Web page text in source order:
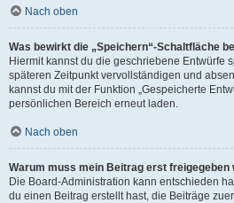
Nach oben
Was bewirkt die „Speichern“-Schaltfläche
Hiermit kannst du die geschriebene Entwürfe
späteren Zeitpunkt vervollständigen und
kannst du mit der Funktion „Gespeicherte
persönlichen Bereich erneut laden.
Nach oben
Warum muss mein Beitrag erst freigegeben
Die Board-Administration kann entschieden
du einen Beitrag erstellt hast, die Beiträge